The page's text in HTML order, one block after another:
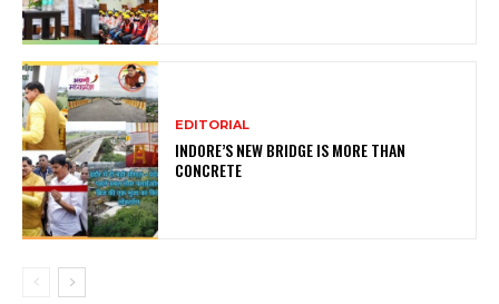
EDITORIAL
INDORE’S NEW BRIDGE IS MORE THAN
CONCRETE